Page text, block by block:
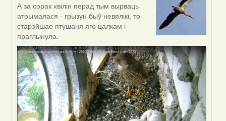
In
reply
to
by
Harrier
А за сорак хвілін перад тым вырваць
атрымалася - грызун быў невялікі, то
старэйшае птушаня яго цалкам і
праглынула.